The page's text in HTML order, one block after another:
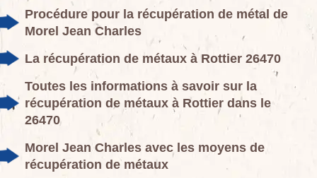
Procédure pour la récupération de métal de
Morel Jean Charles
La récupération de métaux à Rottier 26470
Toutes les informations à savoir sur la
récupération de métaux à Rottier dans le
26470
Morel Jean Charles avec les moyens de
récupération de métaux